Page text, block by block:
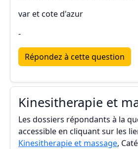
var et cote d'azur
-
Répondez à cette question
Kinesitherapie et
Les dossiers répondants à la
accessible en cliquant sur les
Kinesitherapie et massage,